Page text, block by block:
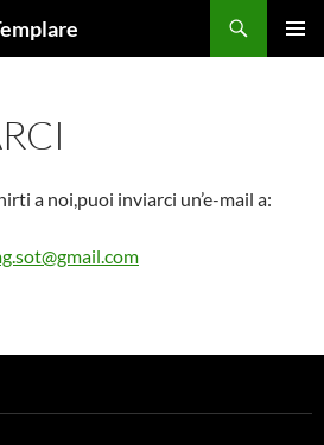
a noi,puoi inviarci un’e-mail a: